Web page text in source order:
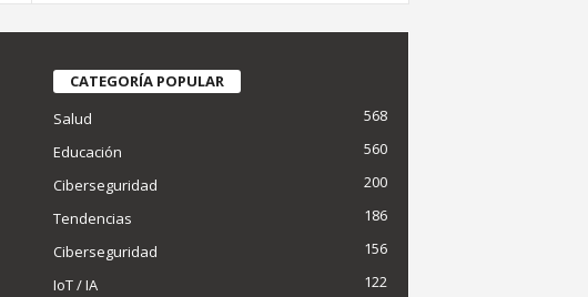
CATEGORÍA POPULAR
Salud
568
Educación
560
Ciberseguridad
200
Tendencias
186
Ciberseguridad
156
IoT / IA
122